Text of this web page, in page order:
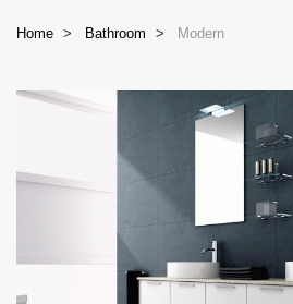
Home Bathroom Modern